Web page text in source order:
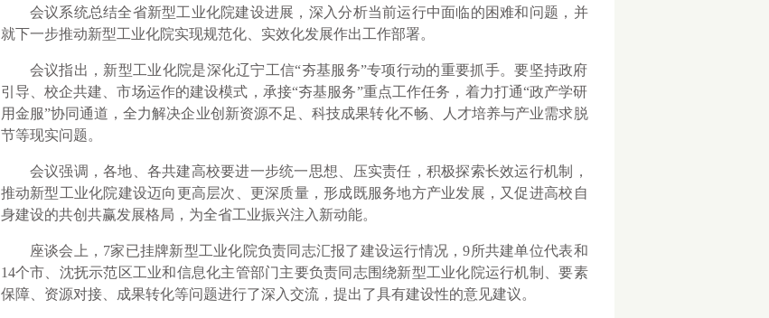
会议系统总结全省新型工业化院建设进展，深入分析当前运行中面临的困难和问题，并
就下一步推动新型工业化院实现规范化、实效化发展作出工作部署。
会议指出，新型工业化院是深化辽宁工信“夯基服务”专项行动的重要抓手。要坚持政府
引导、校企共建、市场运作的建设模式，承接“夯基服务”重点工作任务，着力打通“政产学研
用金服”协同通道，全力解决企业创新资源不足、科技成果转化不畅、人才培养与产业需求脱
节等现实问题。
会议强调，各地、各共建高校要进一步统一思想、压实责任，积极探索长效运行机制，
推动新型工业化院建设迈向更高层次、更深质量，形成既服务地方产业发展，又促进高校自
身建设的共创共赢发展格局，为全省工业振兴注入新动能。
座谈会上，7家已挂牌新型工业化院负责同志汇报了建设运行情况，9所共建单位代表和
14个市、沈抚示范区工业和信息化主管部门主要负责同志围绕新型工业化院运行机制、要素
保障、资源对接、成果转化等问题进行了深入交流，提出了具有建设性的意见建议。